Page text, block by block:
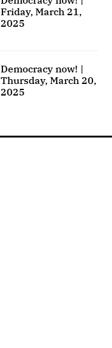
Friday, March 21,
2025
Democracy now! |
Thursday, March 20,
2025